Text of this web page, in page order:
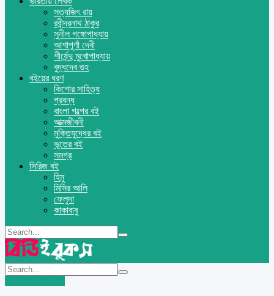
সত্যজিৎ রায়
রবীন্দ্রনাথ ঠাকুর
সুনীল গঙ্গোপাধ্যায়
আশাপূর্ণা দেবী
শীর্ষেন্দু মুখোপাধ্যায়
বুদ্ধদেব গুহ
বইয়ের ধরণ
কিশোর সাহিত্য
প্রবন্ধ
বাংলা গল্পের বই
আত্মজীবনী
মুক্তিযুদ্ধের বই
ভূতের বই
সমগ্র
সিরিজ বই
হিমু
মিসির আলি
ফেলুদা
কাকাবাবু